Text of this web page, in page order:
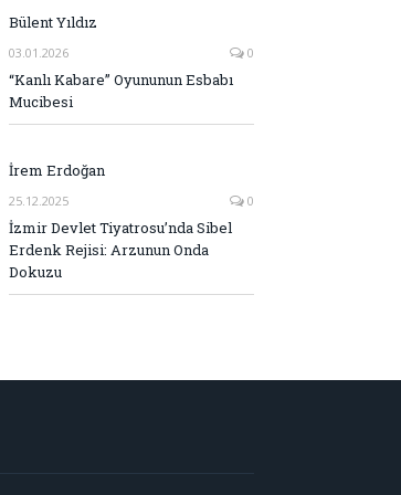
Bülent Yıldız
03.01.2026 0
“Kanlı Kabare” Oyununun Esbabı
Mucibesi
İrem Erdoğan
25.12.2025 0
İzmir Devlet Tiyatrosu’nda Sibel
Erdenk Rejisi: Arzunun Onda
Dokuzu